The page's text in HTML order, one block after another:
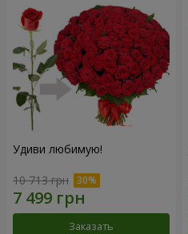
Удиви любимую!
10 713 грн
Заказать